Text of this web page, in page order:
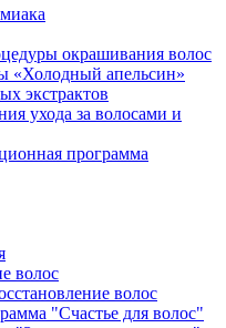
окрашивания волос
«Холодный апельсин»
экстрактов
ухода за волосами и
программа
волос
волос
"Счастье для волос"